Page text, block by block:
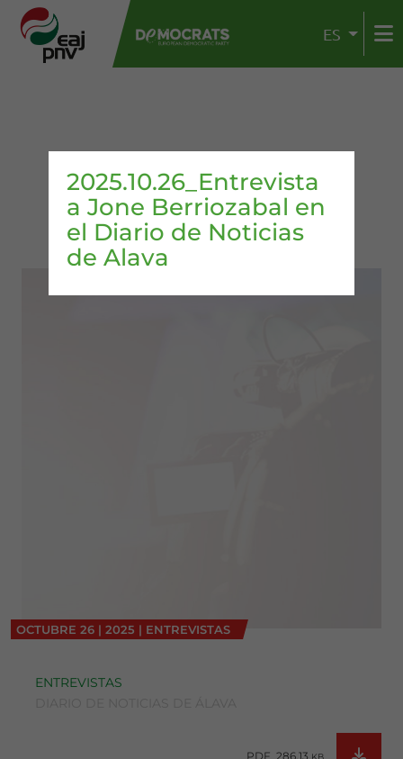
ES
2025.10.26_Entrevista
a Jone Berriozabal en
el Diario de Noticias
de Alava
OCTUBRE 26 | 2025 | ENTREVISTAS
ENTREVISTAS
PDF 286.13 KB